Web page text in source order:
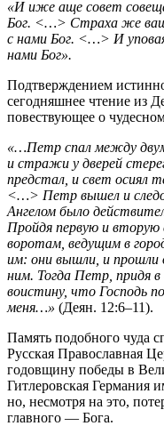
«И иже аще совет
Бог. <…> Страха же
с нами Бог. <…> И
нами Бог».
Подтверждением
сегодняшнее чтение из
повествующее о
«…Петр спал между
и стражи у дверей
предстал, и свет осиял
<…> Петр вышел и
Ангелом было
Пройдя первую и
воротам, ведущим в
им: они вышли, и прошли
ним. Тогда Петр, придя в
воистину, что Господь
меня…» (Деян. 12:6–11).
Память подобного чуда
Русская Православная
годовщину победы в
Гитлеровская Германия
но, несмотря на это,
главного — Бога.